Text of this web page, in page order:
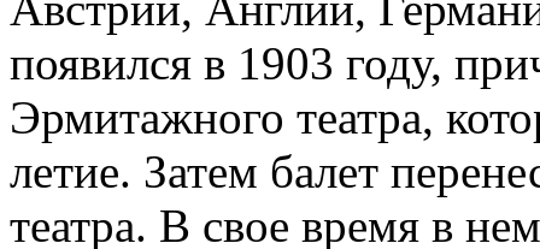
появился в 1903 году,
Эрмитажного театра,
летие. Затем балет
театра. В свое время в